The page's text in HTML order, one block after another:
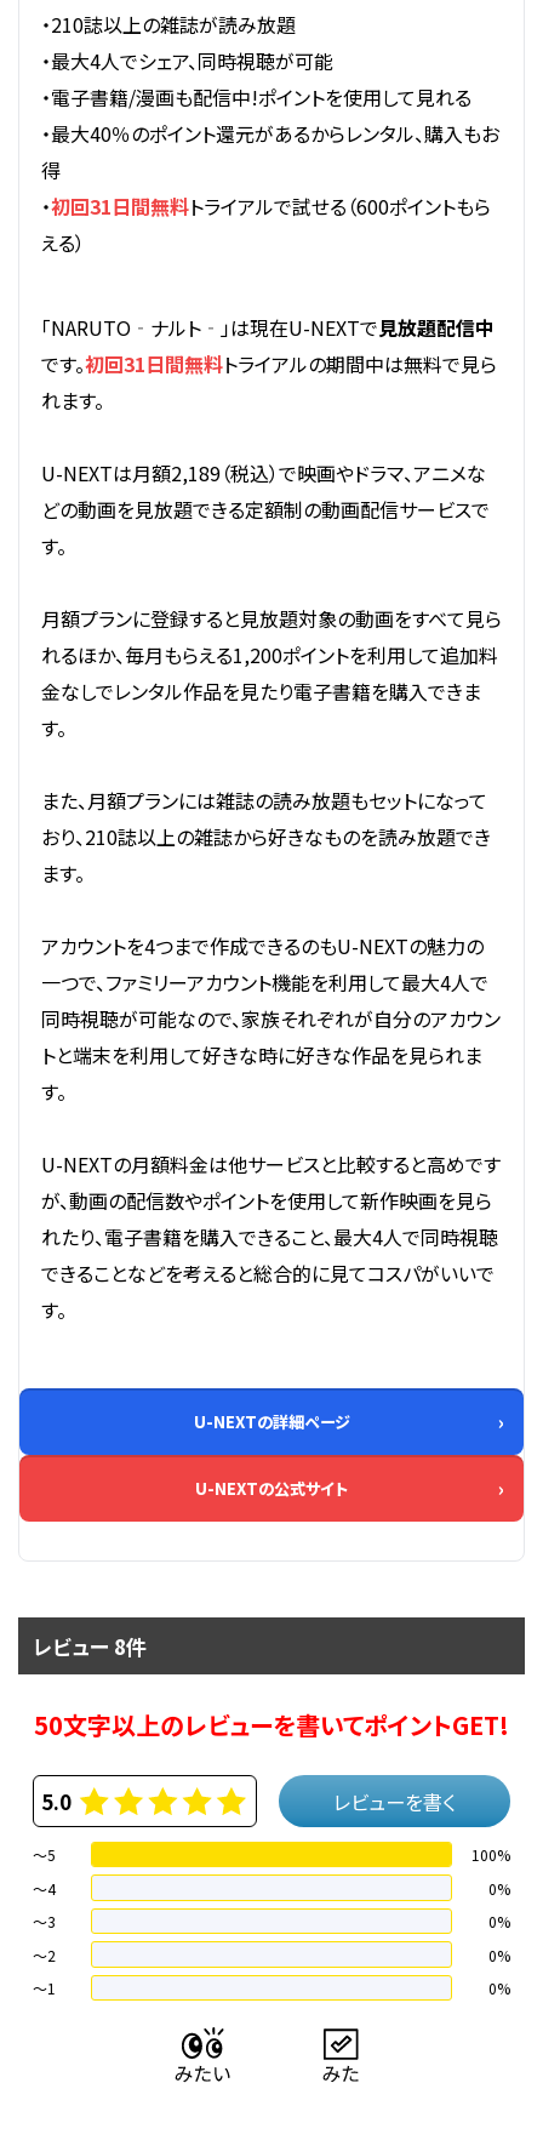
・210誌以上の雑誌が読み放題
・最大4人でシェア、同時視聴が可能
・電子書籍/漫画も配信中!ポイントを使用して見れる
・最大40％のポイント還元があるからレンタル、購入もお
得
・初回31日間無料トライアルで試せる（600ポイントもら
える）
「NARUTO‐ナルト‐」は現在U-NEXTで見放題配信中
です。初回31日間無料トライアルの期間中は無料で見ら
れます。
U-NEXTは月額2,189（税込）で映画やドラマ、アニメな
どの動画を見放題できる定額制の動画配信サービスで
す。
月額プランに登録すると見放題対象の動画をすべて見ら
れるほか、毎月もらえる1,200ポイントを利用して追加料
金なしでレンタル作品を見たり電子書籍を購入できま
す。
また、月額プランには雑誌の読み放題もセットになって
おり、210誌以上の雑誌から好きなものを読み放題でき
ます。
アカウントを4つまで作成できるのもU-NEXTの魅力の
一つで、ファミリーアカウント機能を利用して最大4人で
同時視聴が可能なので、家族それぞれが自分のアカウン
トと端末を利用して好きな時に好きな作品を見られま
す。
U-NEXTの月額料金は他サービスと比較すると高めです
が、動画の配信数やポイントを使用して新作映画を見ら
れたり、電子書籍を購入できること、最大4人で同時視聴
できることなどを考えると総合的に見てコスパがいいで
す。
U-NEXTの詳細ページ
U-NEXTの公式サイト
レビュー 8件
50文字以上のレビューを書いてポイントGET!
5.0 レビューを書く
～5
100%
～4
0%
〜3
0%
〜2
0%
〜1
0%